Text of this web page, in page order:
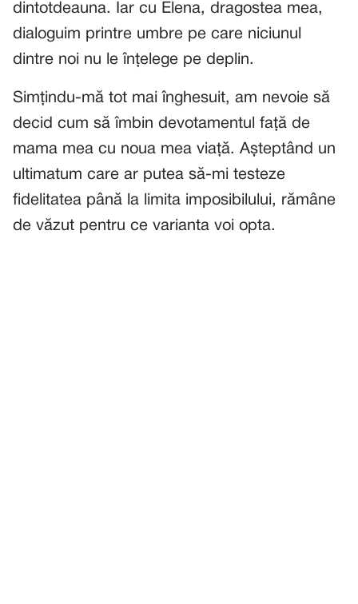
dintotdeauna. Iar cu Elena, dragostea mea,
dialoguim printre umbre pe care niciunul
dintre noi nu le înțelege pe deplin.
Simțindu-mă tot mai înghesuit, am nevoie să
decid cum să îmbin devotamentul față de
mama mea cu noua mea viață. Așteptând un
ultimatum care ar putea să-mi testeze
fidelitatea până la limita imposibilului, rămâne
de văzut pentru ce varianta voi opta.